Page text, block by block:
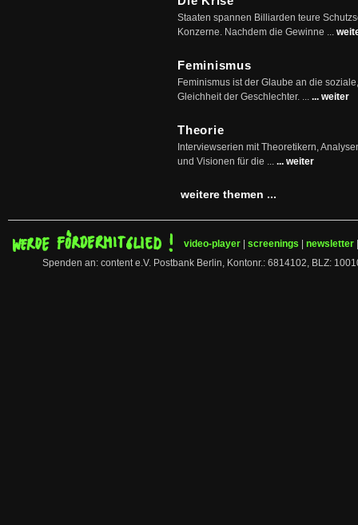
Staaten spannen Billiarden teure
Konzerne. Nachdem die Gewinne ...
Feminismus
Feminismus ist der Glaube an die
Gleichheit der Geschlechter. ... ... weiter
Theorie
Interviewserien mit Theoretikern,
und Visionen für die ... ... weiter
weitere themen ...
video-player screenings newsletter
Spenden an: content e.V. Postbank Berlin, Kontonr.: 6814102, BLZ: